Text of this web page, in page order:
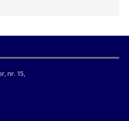
nr. 15,